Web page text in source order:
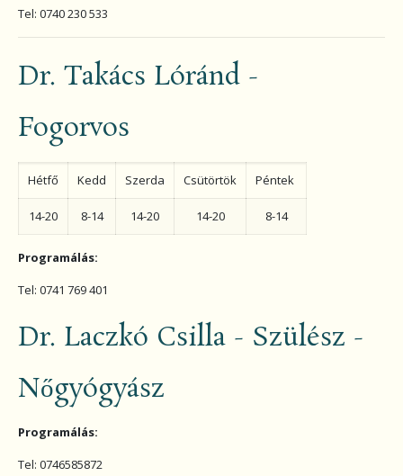
Tel: 0740 230 533
Dr. Takács Lóránd -
Fogorvos
Hétfő Kedd Szerda Csütörtök Péntek
14-20 8-14 14-20 14-20 8-14
Programálás:
Tel: 0741 769 401
Dr. Laczkó Csilla - Szülész -
Nőgyógyász
Programálás:
Tel: 0746585872